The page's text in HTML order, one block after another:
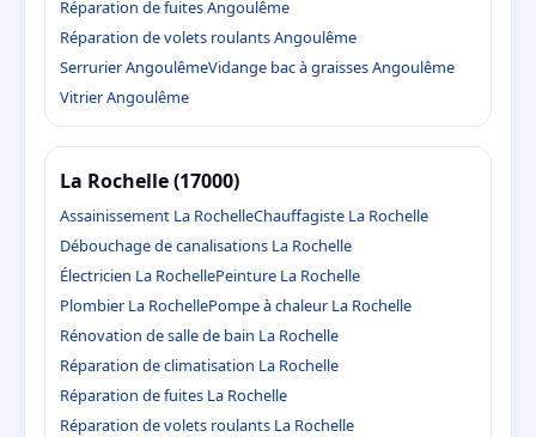
Réparation de fuites Angoulême
Réparation de volets roulants Angoulême
Serrurier AngoulêmeVidange bac à graisses Angoulême
Vitrier Angoulême
La Rochelle (17000)
Assainissement La RochelleChauffagiste La Rochelle
Débouchage de canalisations La Rochelle
Électricien La RochellePeinture La Rochelle
Plombier La RochellePompe à chaleur La Rochelle
Rénovation de salle de bain La Rochelle
Réparation de climatisation La Rochelle
Réparation de fuites La Rochelle
Réparation de volets roulants La Rochelle